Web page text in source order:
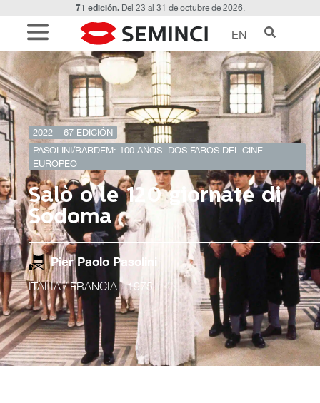
71 edición.Del 23 al 31 de octubre de 2026.
EN
2022 – 67 EDICIÓN
PASOLINI/BARDEM: 100 AÑOS. DOS FAROS DEL CINE
EUROPEO
Salò o le 120 giornate di
Sodoma
Pier Paolo Pasolini
ITALIA / FRANCIA- 1975